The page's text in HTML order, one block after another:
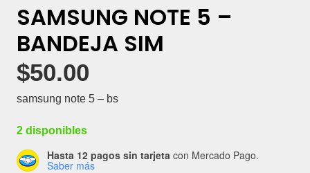
SAMSUNG NOTE 5 –
BANDEJA SIM
$50.00
samsung note 5 – bs
2 disponibles
Hasta 12 pagos sin tarjeta con Mercado Pago.
Saber más